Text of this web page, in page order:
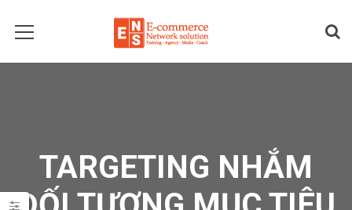
TARGETING NHẮM